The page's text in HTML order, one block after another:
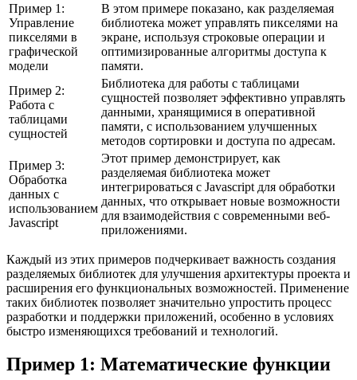
Пример 1:
Управление
пикселями в
графической
модели
В этом примере показано, как разделяемая
библиотека может управлять пикселями на
экране, используя строковые операции и
оптимизированные алгоритмы доступа к
памяти.
Пример 2:
Работа с
таблицами
сущностей
Библиотека для работы с таблицами
сущностей позволяет эффективно управлять
данными, хранящимися в оперативной
памяти, с использованием улучшенных
методов сортировки и доступа по адресам.
Пример 3:
Обработка
данных с
использованием
Javascript
Этот пример демонстрирует, как
разделяемая библиотека может
интегрироваться с Javascript для обработки
данных, что открывает новые возможности
для взаимодействия с современными веб-
приложениями.
Каждый из этих примеров подчеркивает важность создания
разделяемых библиотек для улучшения архитектуры проекта и
расширения его функциональных возможностей. Применение
таких библиотек позволяет значительно упростить процесс
разработки и поддержки приложений, особенно в условиях
быстро изменяющихся требований и технологий.
Пример 1: Математические функции